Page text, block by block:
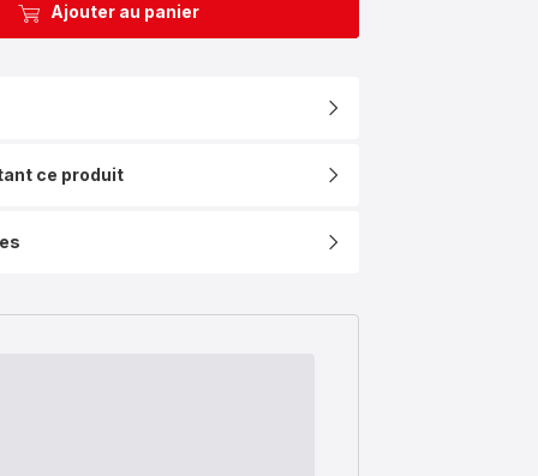
Ajouter au panier
ce produit